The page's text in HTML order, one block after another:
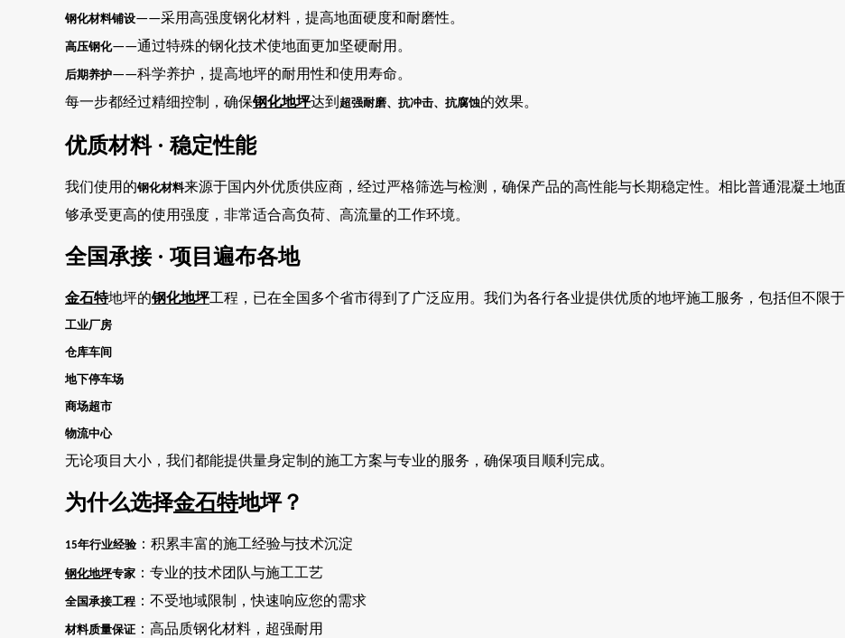
钢化材料铺设——采用高强度钢化材料，提高地面硬度和耐磨性。
高压钢化——通过特殊的钢化技术使地面更加坚硬耐用。
后期养护——科学养护，提高地坪的耐用性和使用寿命。
每一步都经过精细控制，确保钢化地坪达到 超强耐磨、抗冲击、抗腐蚀的效果。
优质材料 · 稳定性能
我们使用的钢化材料来源于国内外优质供应商，经过严格筛选与检测，确保产品的高性能与长期稳定性。相比普通混凝土地
够承受更高的使用强度，非常适合高负荷、高流量的工作环境。
全国承接 · 项目遍布各地
金石特地坪的钢化地坪工程，已在全国多个省市得到了广泛应用。我们为各行各业提供优质的地坪施工服务，包括但不限于
工业厂房
仓库车间
地下停车场
商场超市
物流中心
无论项目大小，我们都能提供量身定制的施工方案与专业的服务，确保项目顺利完成。
为什么选择金石特地坪？
15年行业经验：积累丰富的施工经验与技术沉淀
钢化地坪专家 ：专业的技术团队与施工工艺
全国承接工程 ：不受地域限制，快速响应您的需求
材料质量保证 ：高品质钢化材料，超强耐用